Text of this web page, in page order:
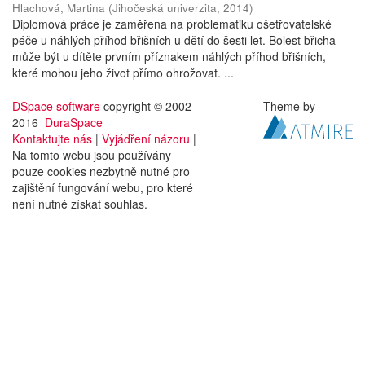
Hlachová, Martina (Jihočeská univerzita, 2014)
Diplomová práce je zaměřena na problematiku ošetřovatelské
péče u náhlých příhod břišních u dětí do šesti let. Bolest břicha
může být u dítěte prvním příznakem náhlých příhod břišních,
které mohou jeho život přímo ohrožovat. ...
DSpace software copyright © 2002-
2016 DuraSpace
Kontaktujte nás | Vyjádření názoru |
Na tomto webu jsou používány
pouze cookies nezbytně nutné pro
zajištění fungování webu, pro které
není nutné získat souhlas.
Theme by